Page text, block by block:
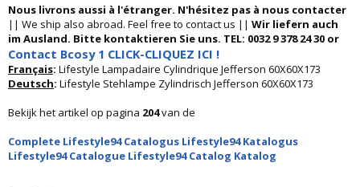
Nous livrons aussi à l'étranger. N'hésitez pas à nous contacter
|| We ship also abroad. Feel free to contact us || Wir liefern auch
im Ausland. Bitte kontaktieren Sie uns. TEL: 0032 9 378 24 30 or
Contact Bcosy 1 CLICK-CLIQUEZ ICI !
Français: Lifestyle Lampadaire Cylindrique Jefferson 60X60X173
Deutsch: Lifestyle Stehlampe Zylindrisch Jefferson 60X60X173
Bekijk het artikel op pagina 204van de
Complete Lifestyle94 Catalogus Lifestyle94 Katalogus
Lifestyle94 Catalogue Lifestyle94 Catalog Katalog